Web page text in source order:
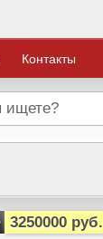
Контакты
3250000 руб.